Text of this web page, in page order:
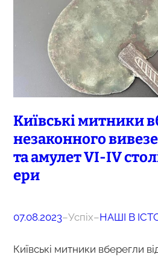
Київські митники
незаконного
та амулет VI-IV
ери
07.08.2023–Успіх–НАШІ В
Київські митники вберегли